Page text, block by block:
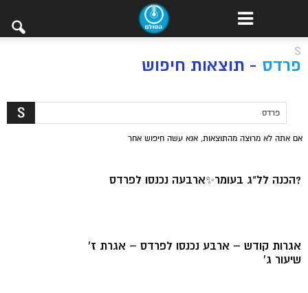
S
פרדס - תוצאות חיפוש
אם אתה לא מרוצה מהתוצאות, אנא עשה חיפוש אחר
?הכנה לל"ג בעומר✨ארבעה נכנסו לפרדס
אגרות קודש – ארבע נכנסו לפרדס – אגרת ז’
שיעור ג’